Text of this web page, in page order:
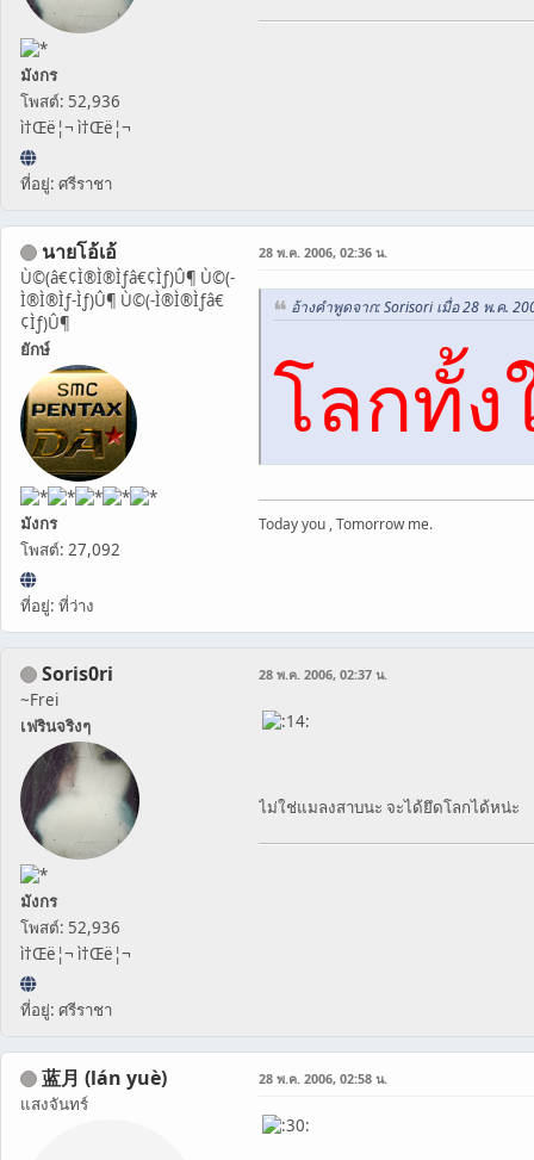
มังกร
โพสต์: 52,936
ì†Œë¦¬ ì†Œë¦¬
ที่อยู่: ศรีราชา
นายโอ้เอ้
Ù©(â€¢Ì®Ì®Ìƒâ€¢Ìƒ)Û¶ Ù©(-
Ì®Ì®Ìƒ-Ìƒ)Û¶ Ù©(-Ì®Ì®Ìƒâ€
¢Ìƒ)Û¶
ยักษ์
มังกร
โพสต์: 27,092
ที่อยู่: ที่ว่าง
28 พ.ค. 2006, 02:36 น.
อ้างคำพูดจาก: Sorisori เมื่อ 28 พ.ค.
โลกทั้ง
Today you , Tomorrow me.
Soris0ri
~Frei
เฟรินจริงๆ
มังกร
โพสต์: 52,936
ì†Œë¦¬ ì†Œë¦¬
ที่อยู่: ศรีราชา
28 พ.ค. 2006, 02:37 น.
ไม่ใช่แมลงสาบนะ จะได้ยึดโลกได้หน่ะ
蓝月 (lán yuè)
แสงจันทร์
28 พ.ค. 2006, 02:58 น.